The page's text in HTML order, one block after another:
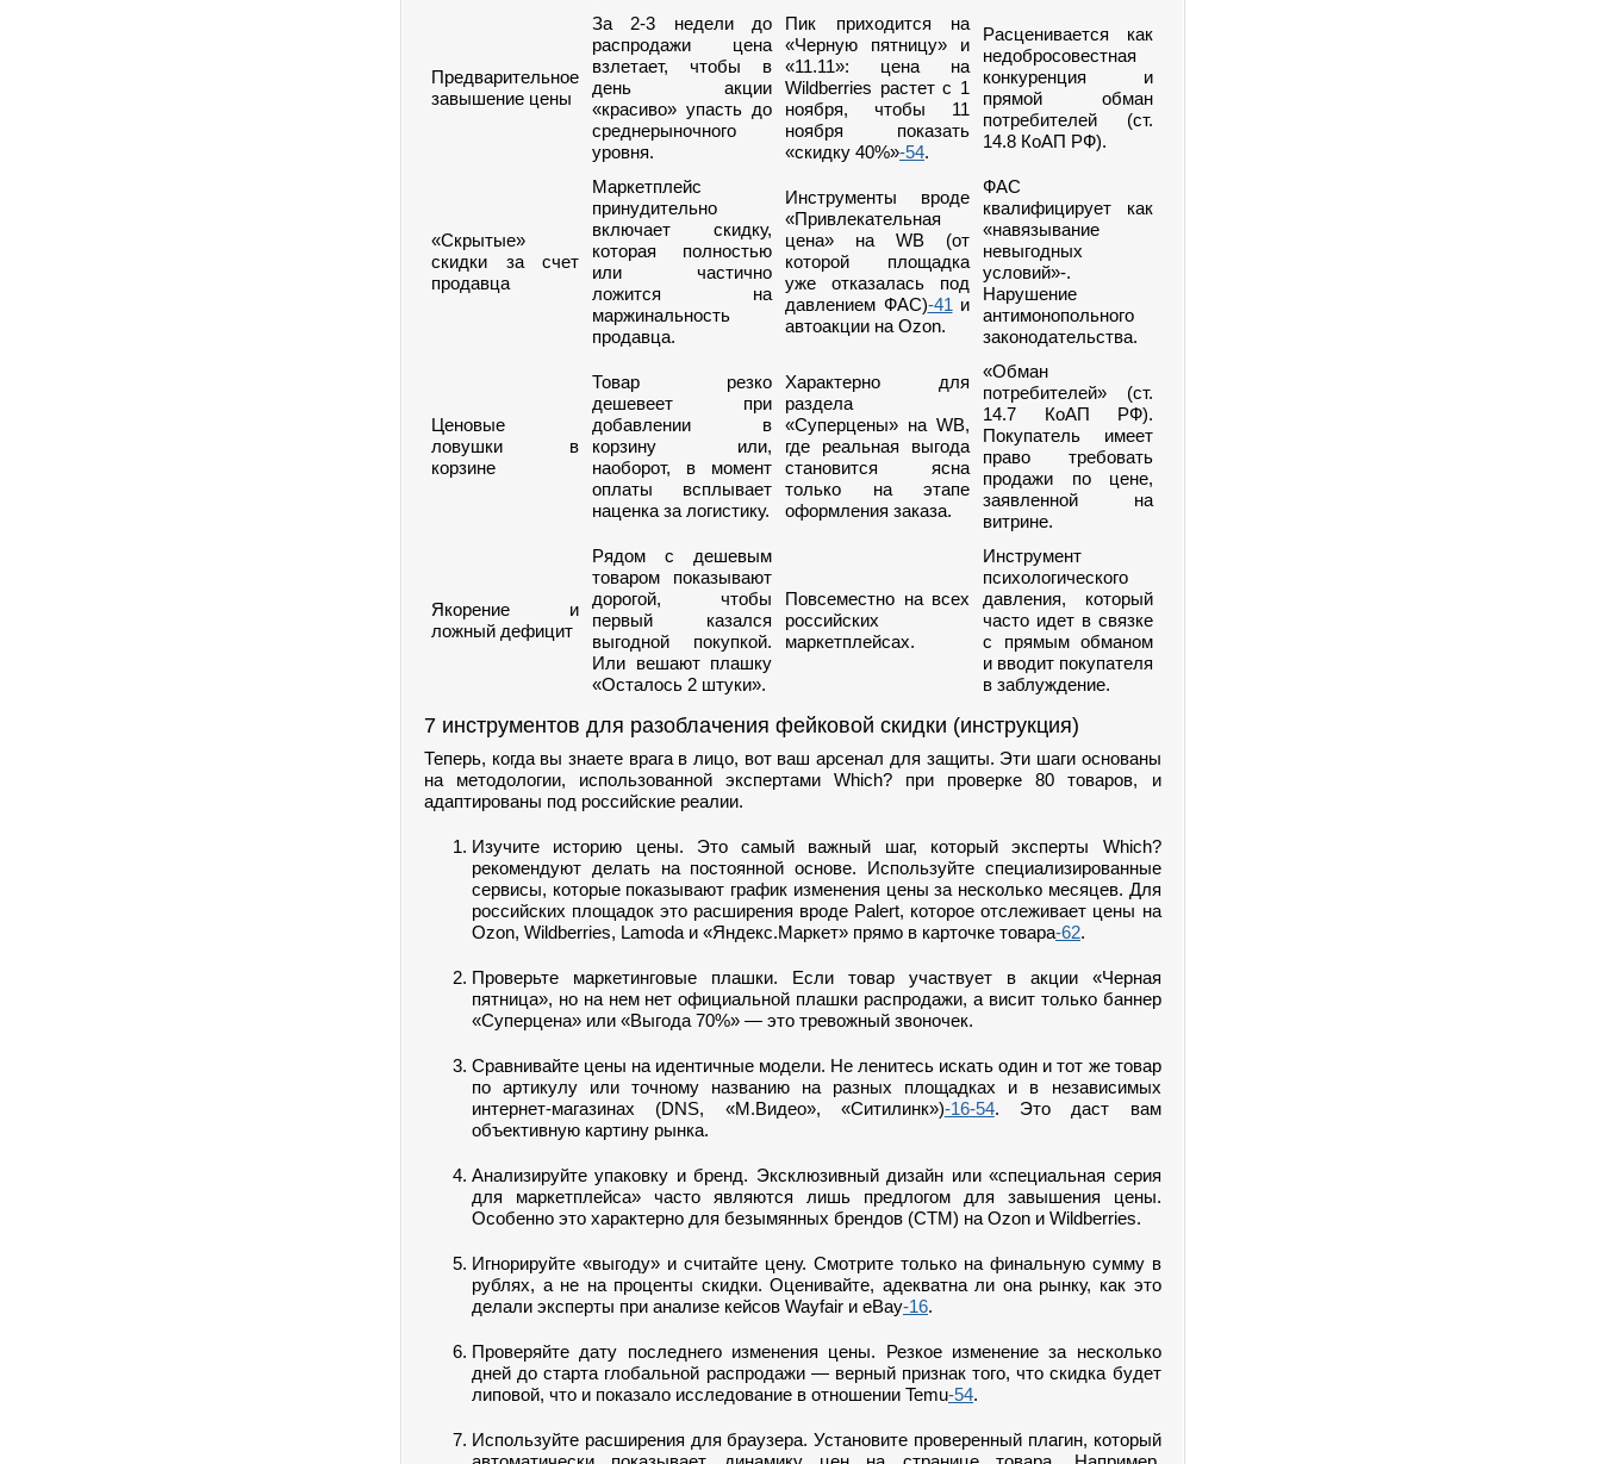
Предварительное
завышение цены
За 2-3 недели до
распродажи цена
взлетает, чтобы в
день акции
«красиво» упасть до
среднерыночного
уровня.
Пик приходится на
«Черную пятницу» и
«11.11»: цена на
Wildberries растет с 1
ноября, чтобы 11
ноября показать
«скидку 40%»-54.
Расценивается как
недобросовестная
конкуренция и
прямой обман
потребителей (ст.
14.8 КоАП РФ).
«Скрытые»
скидки за счет
продавца
Маркетплейс
принудительно
включает скидку,
которая полностью
или частично
ложится на
маржинальность
продавца.
Инструменты вроде
«Привлекательная
цена» на WB (от
которой площадка
уже отказалась под
давлением ФАС)-41 и
автоакции на Ozon.
ФАС
квалифицирует как
«навязывание
невыгодных
условий»-.
Нарушение
антимонопольного
законодательства.
Ценовые
ловушки в
корзине
Товар резко
дешевеет при
добавлении в
корзину или,
наоборот, в момент
оплаты всплывает
наценка за логистику.
Характерно для
раздела
«Суперцены» на WB,
где реальная выгода
становится ясна
только на этапе
оформления заказа.
«Обман
потребителей» (ст.
14.7 КоАП РФ).
Покупатель имеет
право требовать
продажи по цене,
заявленной на
витрине.
Якорение и
ложный дефицит
Рядом с дешевым
товаром показывают
дорогой, чтобы
первый казался
выгодной покупкой.
Или вешают плашку
«Осталось 2 штуки».
Повсеместно на всех
российских
маркетплейсах.
Инструмент
психологического
давления, который
часто идет в связке
с прямым обманом
и вводит покупателя
в заблуждение.
7 инструментов для разоблачения фейковой скидки (инструкция)
Теперь, когда вы знаете врага в лицо, вот ваш арсенал для защиты. Эти шаги основаны
на методологии, использованной экспертами Which? при проверке 80 товаров, и
адаптированы под российские реалии.
Изучите историю цены. Это самый важный шаг, который эксперты Which?
рекомендуют делать на постоянной основе. Используйте специализированные
сервисы, которые показывают график изменения цены за несколько месяцев. Для
российских площадок это расширения вроде Palert, которое отслеживает цены на
Ozon, Wildberries, Lamoda и «Яндекс.Маркет» прямо в карточке товара-62.
Проверьте маркетинговые плашки. Если товар участвует в акции «Черная
пятница», но на нем нет официальной плашки распродажи, а висит только баннер
«Суперцена» или «Выгода 70%» — это тревожный звоночек.
Сравнивайте цены на идентичные модели. Не ленитесь искать один и тот же товар
по артикулу или точному названию на разных площадках и в независимых
интернет-магазинах (DNS, «М.Видео», «Ситилинк»)-16-54. Это даст вам
объективную картину рынка.
Анализируйте упаковку и бренд. Эксклюзивный дизайн или «специальная серия
для маркетплейса» часто являются лишь предлогом для завышения цены.
Особенно это характерно для безымянных брендов (СTM) на Ozon и Wildberries.
Игнорируйте «выгоду» и считайте цену. Смотрите только на финальную сумму в
рублях, а не на проценты скидки. Оценивайте, адекватна ли она рынку, как это
делали эксперты при анализе кейсов Wayfair и eBay-16.
Проверяйте дату последнего изменения цены. Резкое изменение за несколько
дней до старта глобальной распродажи — верный признак того, что скидка будет
липовой, что и показало исследование в отношении Temu-54.
Используйте расширения для браузера. Установите проверенный плагин, который